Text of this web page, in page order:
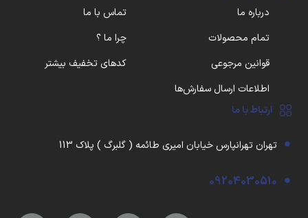
درباره ما
تماس با ما
تمام محصولات
چرا ما ؟
قوانین مرجوعی
کدهای تخفیف بیشتر
اطلاعات ارسال سفارش‌ها
ارتباط با ما
تهران تهرانپارس خیابان امیری طائمه ( گلبرگ ) پلاک 113
09204030510